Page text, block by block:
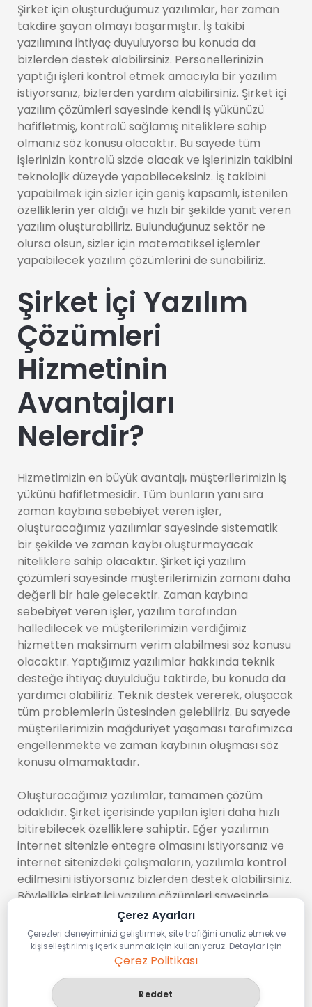
Şirket için oluşturduğumuz yazılımlar, her zaman
takdire şayan olmayı başarmıştır. İş takibi
yazılımına ihtiyaç duyuluyorsa bu konuda da
bizlerden destek alabilirsiniz. Personellerinizin
yaptığı işleri kontrol etmek amacıyla bir yazılım
istiyorsanız, bizlerden yardım alabilirsiniz. Şirket içi
yazılım çözümleri sayesinde kendi iş yükünüzü
hafifletmiş, kontrolü sağlamış niteliklere sahip
olmanız söz konusu olacaktır. Bu sayede tüm
işlerinizin kontrolü sizde olacak ve işlerinizin takibini
teknolojik düzeyde yapabileceksiniz. İş takibini
yapabilmek için sizler için geniş kapsamlı, istenilen
özelliklerin yer aldığı ve hızlı bir şekilde yanıt veren
yazılım oluşturabiliriz. Bulunduğunuz sektör ne
olursa olsun, sizler için matematiksel işlemler
yapabilecek yazılım çözümlerini de sunabiliriz.
Şirket İçi Yazılım
Çözümleri
Hizmetinin
Avantajları
Nelerdir?
Hizmetimizin en büyük avantajı, müşterilerimizin iş
yükünü hafifletmesidir. Tüm bunların yanı sıra
zaman kaybına sebebiyet veren işler,
oluşturacağımız yazılımlar sayesinde sistematik
bir şekilde ve zaman kaybı oluşturmayacak
niteliklere sahip olacaktır. Şirket içi yazılım
çözümleri sayesinde müşterilerimizin zamanı daha
değerli bir hale gelecektir. Zaman kaybına
sebebiyet veren işler, yazılım tarafından
halledilecek ve müşterilerimizin verdiğimiz
hizmetten maksimum verim alabilmesi söz konusu
olacaktır. Yaptığımız yazılımlar hakkında teknik
desteğe ihtiyaç duyulduğu taktirde, bu konuda da
yardımcı olabiliriz. Teknik destek vererek, oluşacak
tüm problemlerin üstesinden gelebiliriz. Bu sayede
müşterilerimizin mağduriyet yaşaması tarafımızca
engellenmekte ve zaman kaybının oluşması söz
konusu olmamaktadır.
Oluşturacağımız yazılımlar, tamamen çözüm
odaklıdır. Şirket içerisinde yapılan işleri daha hızlı
bitirebilecek özelliklere sahiptir. Eğer yazılımın
internet sitenizle entegre olmasını istiyorsanız ve
internet sitenizdeki çalışmaların, yazılımla kontrol
edilmesini istiyorsanız bizlerden destek alabilirsiniz.
Böylelikle şirket içi yazılım çözümleri sayesinde
daha sistematik bir çalışma düzeyine ulaşmanız
söz konusu olacaktır. Yapacağınız tüm işlemler
önceden saatler alırken oluşturacağımız
yazılımlar sayesinde birkaç dakika içerisinde
halledilebilecektir. Yazılımların istenilen özelliklere
sahip olması, tarafımızca sunulan avantajlar
Çerez Ayarları
Çerezleri deneyiminizi geliştirmek, site trafiğini analiz etmek ve
kişiselleştirilmiş içerik sunmak için kullanıyoruz. Detaylar için
Çerez Politikası
Reddet